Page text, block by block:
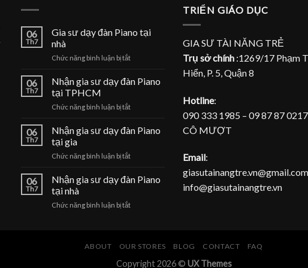
06
Th7
Gia sư dạy đàn Piano tại
nhà
Chức năng bình luận bị tắtở
dạy
Piano
nhà
06
Th7
Nhận gia sư dạy đàn Piano
tại TPHCM
Chức năng bình luận bị tắtở
gia
sư
đàn
tại
06
Th7
Nhận gia sư dạy đàn Piano
tại gia
Chức năng bình luận bị tắtở
gia
sư
đàn
06
Th7
Nhận gia sư dạy đàn Piano
tại nhà
Chức năng bình luận bị tắtở
dạy
Piano
TRIỂN GIÁO DỤC
GIA SƯ TÀI NĂNG TRẺ
Trụ sở chính :1269/17 Phạm
Hiển, P. 5, Quận 8
Hotline:
090 333 1985 – 09 87 87 0217
CÔ MƯỢT
Email:
info@giasutainangtre.vn
ABOUT OUR STORES BLOG CONTACT FAQ
Copyright 2026 © UX Themes